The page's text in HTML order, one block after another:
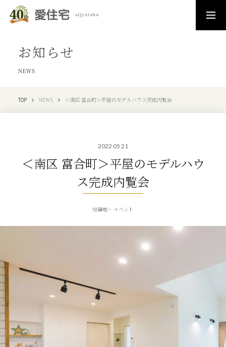
お知らせ
NEWS
TOP NEWS ＜南区 富合町＞平屋のモデルハウス完成内覧会
2022 05 21
＜南区 富合町＞平屋のモデルハウ
ス完成内覧会
分譲地 イベント